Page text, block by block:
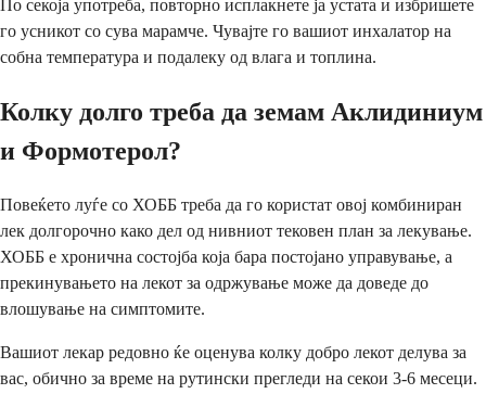
По секоја употреба, повторно исплакнете ја устата и избришете
го усникот со сува марамче. Чувајте го вашиот инхалатор на
собна температура и подалеку од влага и топлина.
Колку долго треба да земам Аклидиниум
и Формотерол?
Повеќето луѓе со ХОББ треба да го користат овој комбиниран
лек долгорочно како дел од нивниот тековен план за лекување.
ХОББ е хронична состојба која бара постојано управување, а
прекинувањето на лекот за одржување може да доведе до
влошување на симптомите.
Вашиот лекар редовно ќе оценува колку добро лекот делува за
вас, обично за време на рутински прегледи на секои 3-6 месеци.